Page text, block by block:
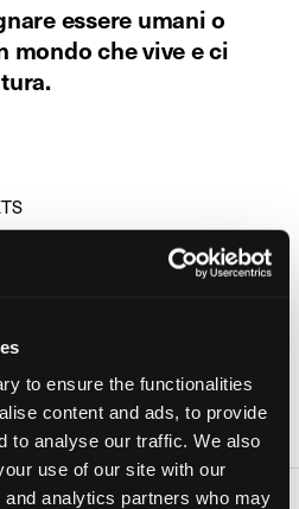
to ensure the functionalities
content and ads, to provide
to analyse our traffic. We also
use of our site with our
analytics partners who may
essere umani o
mondo che vive e ci
e Nadia Ongaro
trentino ETS (Trento)